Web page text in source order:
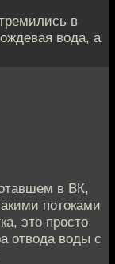
в
вода, а
в ВК,
потоками
это просто
отвода воды с